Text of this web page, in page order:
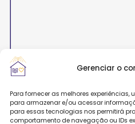
Gerenciar o
Para fornecer as melhores
para armazenar e/ou acessar
para essas tecnologias nos permitirá
comportamento de navegação ou IDs